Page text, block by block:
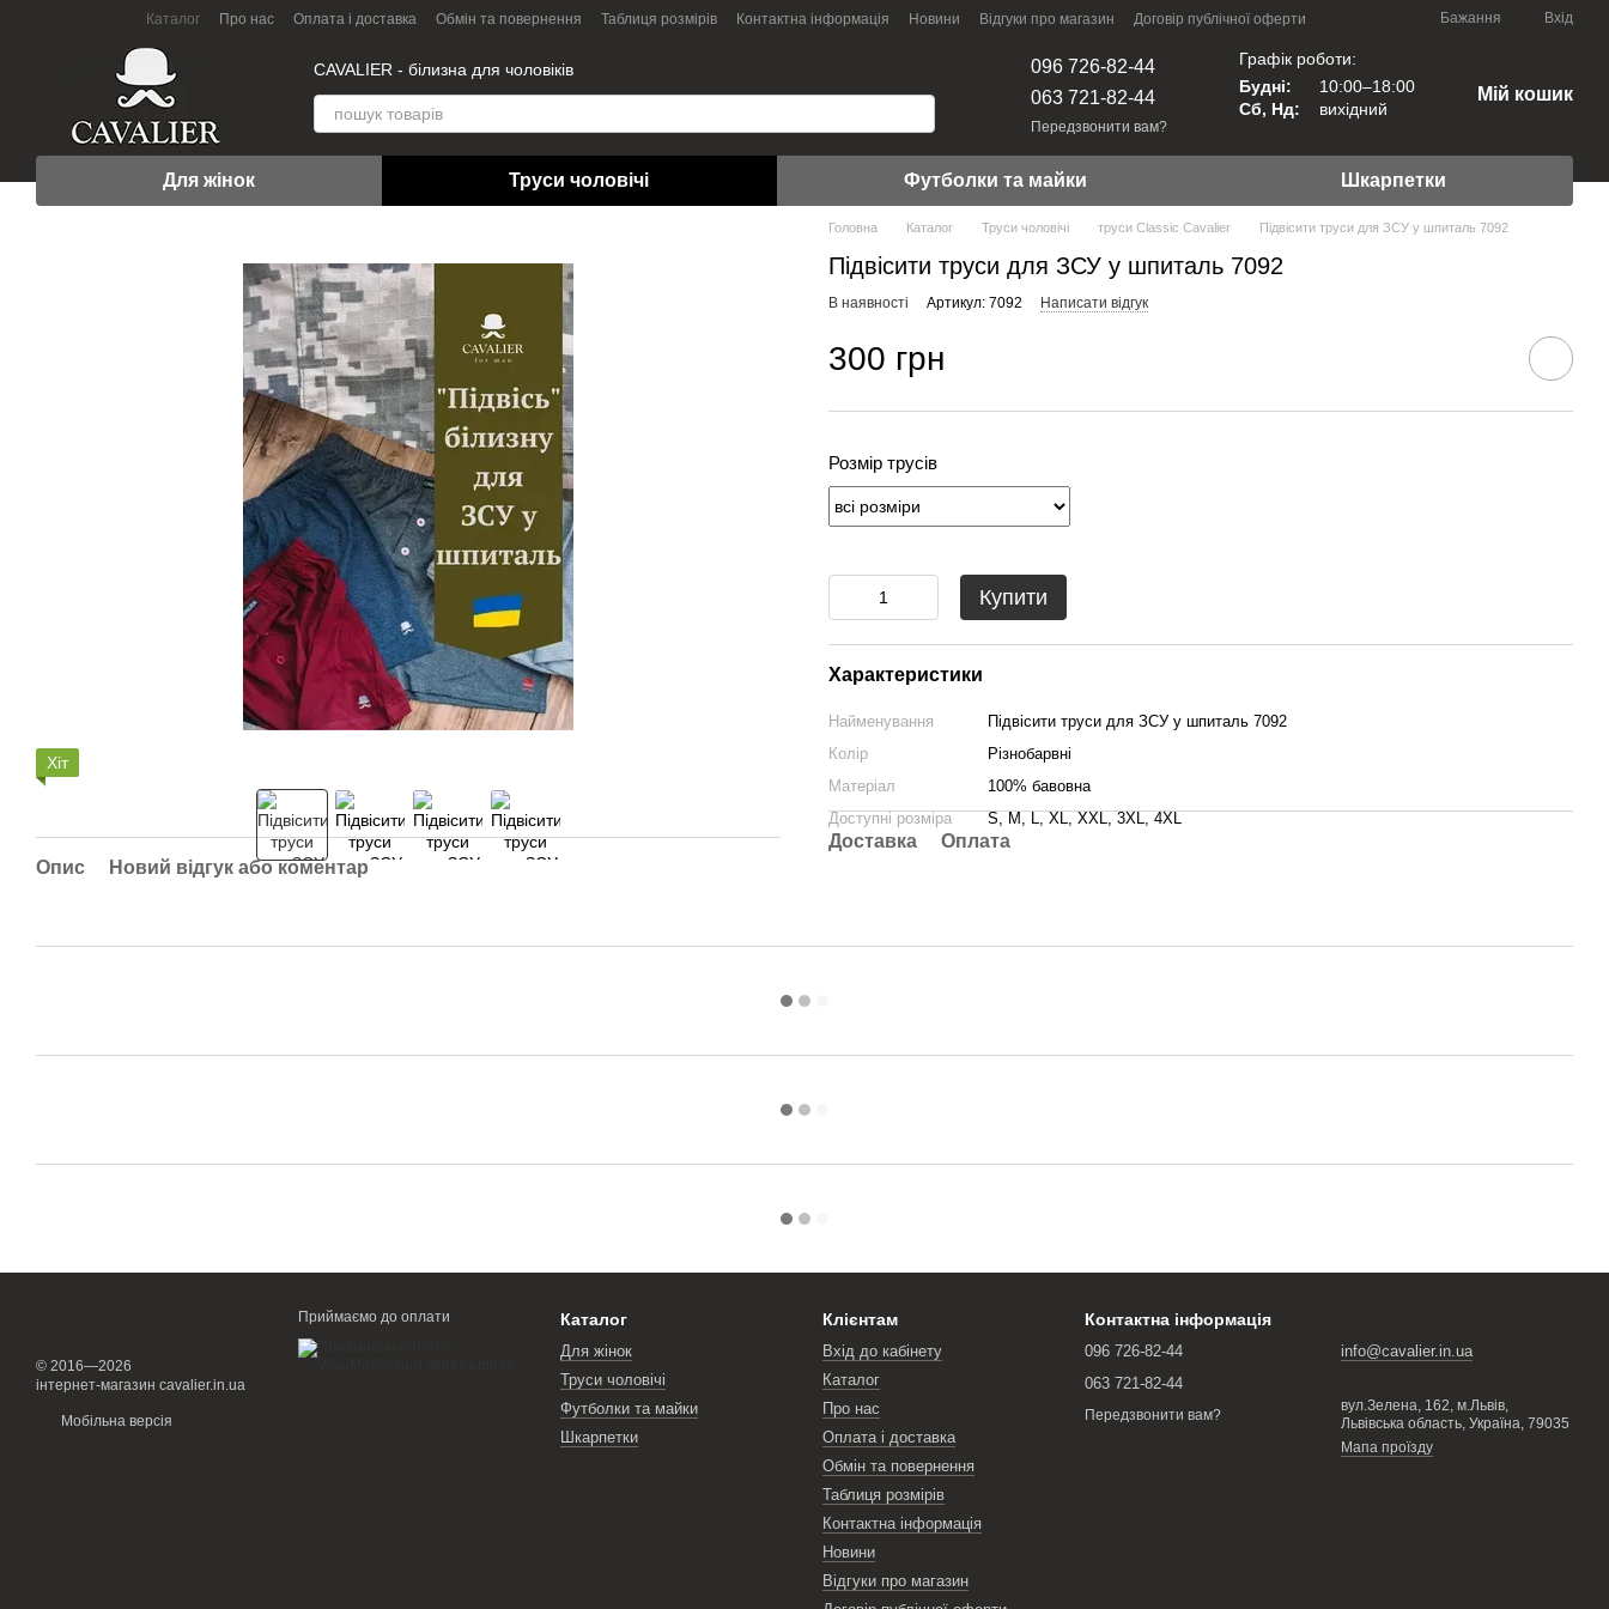
Перейти до основного контенту
Каталог Про нас Оплата і доставка Обмін та повернення Таблиця розмірів Контактна інформація Новини Відгуки про магазин Договір публічної оферти Бажання Вхід
СAVALIER - білизна для чоловіків
096 726-82-44
063 721-82-44
Передзвонити вам?
Графік роботи:
Будні:
10:00–18:00
Сб, Нд:
вихідний
Мій кошик
Для жінок Труси чоловічі Футболки та майки Шкарпетки
Хіт
Опис Новий відгук або коментар
Головна Каталог Труси чоловічі труси Classic Cavalier Підвісити труси для ЗСУ у шпиталь 7092
Підвісити труси для ЗСУ у шпиталь 7092
В наявності Артикул: 7092 Написати відгук
300 грн
Розмір трусів
Купити
Характеристики
Найменування
Підвісити труси для ЗСУ у шпиталь 7092
Колір
Різнобарвні
Матеріал
100% бавовна
Доступні розміра
S, M, L, XL, XXL, 3XL, 4XL
Доставка Оплата
© 2016—2026
інтернет-магазин cavalier.in.ua
Мобільна версія
Приймаємо до оплати Каталог
Для жінок
Труси чоловічі
Футболки та майки
Шкарпетки
Клієнтам
Вхід до кабінету
Каталог
Про нас
Оплата і доставка
Обмін та повернення
Таблиця розмірів
Контактна інформація
Новини
Відгуки про магазин
Контактна інформація
096 726-82-44
063 721-82-44
Передзвонити вам?
info@cavalier.in.ua
вул.Зелена, 162, м.Львів,
Львівська область, Україна, 79035
Мапа проїзду